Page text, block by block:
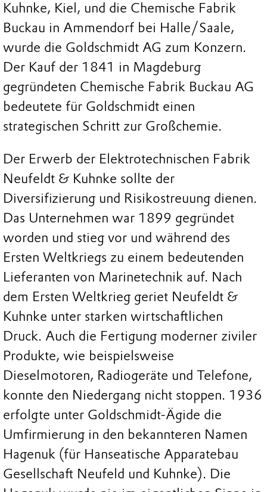
Kuhnke, Kiel, und die Chemische Fabrik
Buckau in Ammendorf bei Halle/Saale,
wurde die Goldschmidt AG zum Konzern.
Der Kauf der 1841 in Magdeburg
gegründeten Chemische Fabrik Buckau AG
bedeutete für Goldschmidt einen
strategischen Schritt zur Großchemie.
Der Erwerb der Elektrotechnischen Fabrik
Neufeldt & Kuhnke sollte der
Diversifizierung und Risikostreuung dienen.
Das Unternehmen war 1899 gegründet
worden und stieg vor und während des
Ersten Weltkriegs zu einem bedeutenden
Lieferanten von Marinetechnik auf. Nach
dem Ersten Weltkrieg geriet Neufeldt &
Kuhnke unter starken wirtschaftlichen
Druck. Auch die Fertigung moderner ziviler
Produkte, wie beispielsweise
Dieselmotoren, Radiogeräte und Telefone,
konnte den Niedergang nicht stoppen. 1936
erfolgte unter Goldschmidt-Ägide die
Umfirmierung in den bekannteren Namen
Hagenuk (für Hanseatische Apparatebau
Gesellschaft Neufeld und Kuhnke). Die